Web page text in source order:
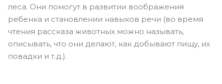
леса. Они помогут в развитии воображения
ребенка и становлении навыков речи (во время
чтения рассказа животных можно называть,
описывать, что они делают, как добывают пищу, их
повадки и т.д.).